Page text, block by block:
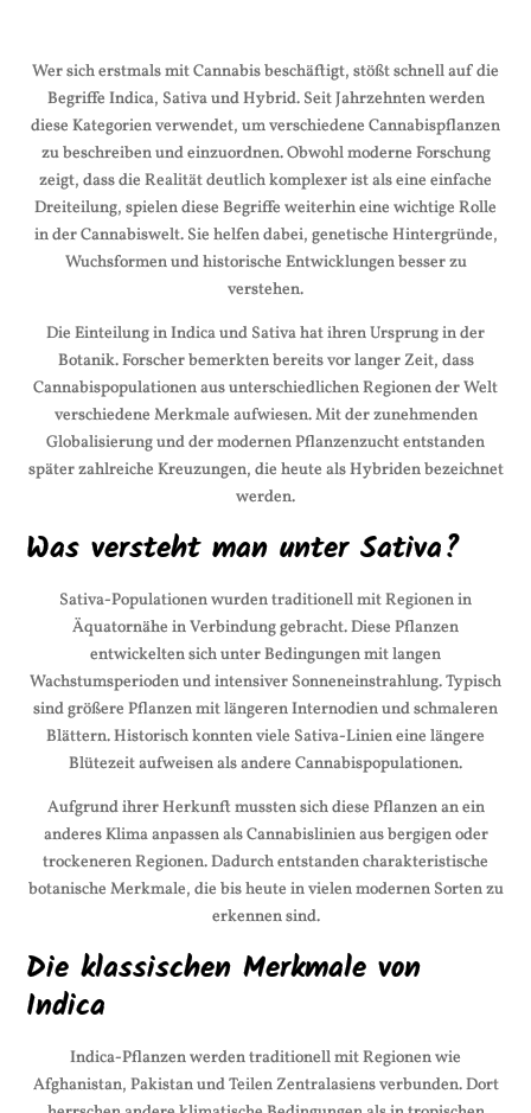
Wer sich erstmals mit Cannabis beschäftigt, stößt schnell auf die
Begriffe Indica, Sativa und Hybrid. Seit Jahrzehnten werden
diese Kategorien verwendet, um verschiedene Cannabispflanzen
zu beschreiben und einzuordnen. Obwohl moderne Forschung
zeigt, dass die Realität deutlich komplexer ist als eine einfache
Dreiteilung, spielen diese Begriffe weiterhin eine wichtige Rolle
in der Cannabiswelt. Sie helfen dabei, genetische Hintergründe,
Wuchsformen und historische Entwicklungen besser zu
verstehen.
Die Einteilung in Indica und Sativa hat ihren Ursprung in der
Botanik. Forscher bemerkten bereits vor langer Zeit, dass
Cannabispopulationen aus unterschiedlichen Regionen der Welt
verschiedene Merkmale aufwiesen. Mit der zunehmenden
Globalisierung und der modernen Pflanzenzucht entstanden
später zahlreiche Kreuzungen, die heute als Hybriden bezeichnet
werden.
Was versteht man unter Sativa?
Sativa-Populationen wurden traditionell mit Regionen in
Äquatornähe in Verbindung gebracht. Diese Pflanzen
entwickelten sich unter Bedingungen mit langen
Wachstumsperioden und intensiver Sonneneinstrahlung. Typisch
sind größere Pflanzen mit längeren Internodien und schmaleren
Blättern. Historisch konnten viele Sativa-Linien eine längere
Blütezeit aufweisen als andere Cannabispopulationen.
Aufgrund ihrer Herkunft mussten sich diese Pflanzen an ein
anderes Klima anpassen als Cannabislinien aus bergigen oder
trockeneren Regionen. Dadurch entstanden charakteristische
botanische Merkmale, die bis heute in vielen modernen Sorten zu
erkennen sind.
Die klassischen Merkmale von
Indica
Indica-Pflanzen werden traditionell mit Regionen wie
Afghanistan, Pakistan und Teilen Zentralasiens verbunden. Dort